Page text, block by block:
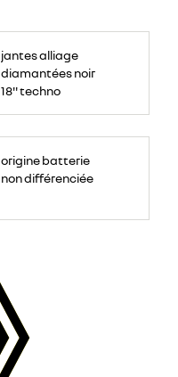
jantes alliage
diamantées noir
18'' techno
origine batterie
non différenciée